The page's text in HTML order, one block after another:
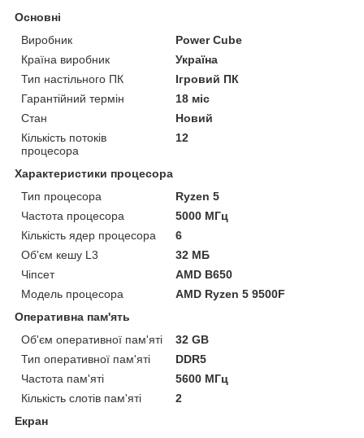
Основні
Виробник
Power Cube
Країна виробник
Україна
Тип настільного ПК
Ігровий ПК
Гарантійний термін
18 міс
Стан
Новий
Кількість потоків
процесора
12
Характеристики процесора
Тип процесора
Ryzen 5
Частота процесора
5000 МГц
Кількість ядер процесора
6
Об'єм кешу L3
32 МБ
Чіпсет
AMD B650
Модель процесора
AMD Ryzen 5 9500F
Оперативна пам'ять
Об'єм оперативної пам'яті
32 GB
Тип оперативної пам'яті
DDR5
Частота пам'яті
5600 МГц
Кількість слотів пам'яті
2
Екран